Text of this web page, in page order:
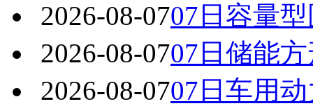
2026-08-0707日容量
2026-08-0707日储能
2026-08-0707日车用